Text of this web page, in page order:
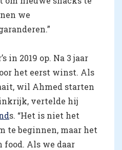
we
in 2019 op. Na 3 jaar
het eerst winst. Als
wil Ahmed starten
vertelde hij
s. “Het is niet het
te beginnen, maar het
Als we daar